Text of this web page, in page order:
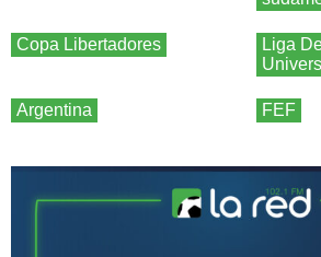
Copa Libertadores
Liga
Argentina FEF